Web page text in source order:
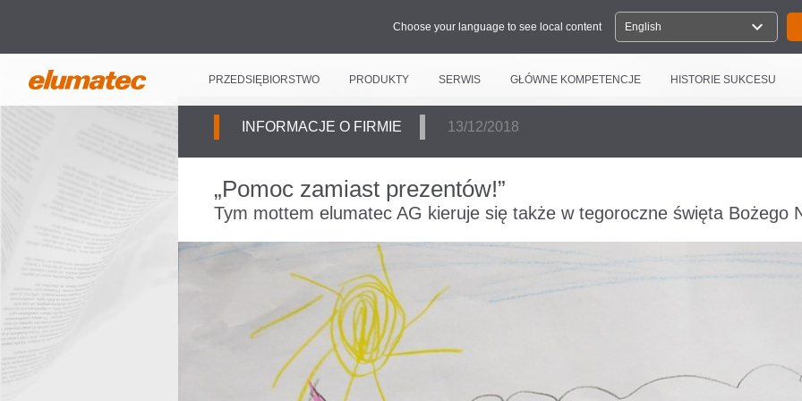
Choose your language to see local content English expand_more
PRZEDSIĘBIORSTWO PRODUKTY SERWIS GŁÓWNE KOMPETENCJE HISTORIE SUKCESU
INFORMACJE O FIRMIE 13/12/2018
„Pomoc zamiast prezentów!”
Tym mottem elumatec AG kieruje się także w tegoroczne święta Bożego